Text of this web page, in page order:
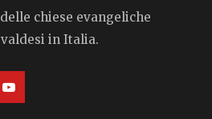
chiese evangeliche
in Italia.